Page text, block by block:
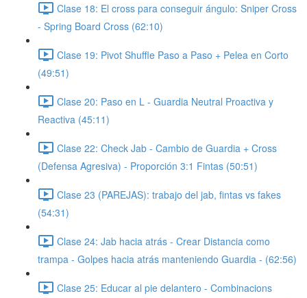
Clase 18: El cross para conseguir ángulo: Sniper Cross
- Spring Board Cross (62:10)
Clase 19: Pivot Shuffle Paso a Paso + Pelea en Corto
(49:51)
Clase 20: Paso en L - Guardia Neutral Proactiva y
Reactiva (45:11)
Clase 22: Check Jab - Cambio de Guardia + Cross
(Defensa Agresiva) - Proporción 3:1 Fintas (50:51)
Clase 23 (PAREJAS): trabajo del jab, fintas vs fakes
(54:31)
Clase 24: Jab hacia atrás - Crear Distancia como
trampa - Golpes hacia atrás manteniendo Guardia - (62:56)
Clase 25: Educar al pie delantero - Combinacions